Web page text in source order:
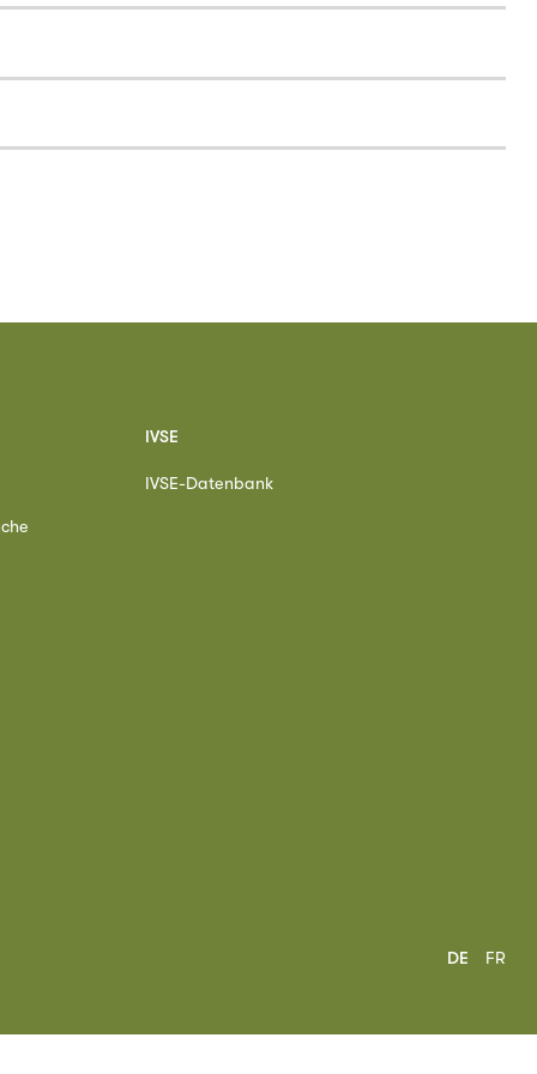
IVSE
IVSE-Datenbank
DE FR